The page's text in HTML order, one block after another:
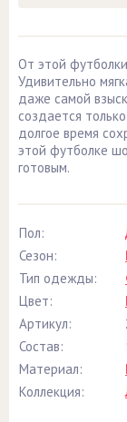
От этой
Удивительно
даже самой
создается
долгое время
этой футболке
готовым.
Пол:
Сезон:
Тип одежды:
Цвет:
Артикул:
Состав:
Материал:
Коллекция: